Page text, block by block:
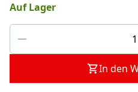
Auf Lager
In den